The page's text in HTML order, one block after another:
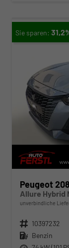
Peugeot 208
Allure Hybrid
unverbindliche
Fahrzeugnr. 10397232
Kraftstoff Benzin